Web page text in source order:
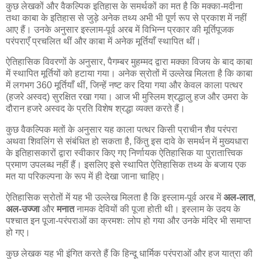
कुछ लेखकों और वैकल्पिक इतिहास के समर्थकों का मत है कि मक्का-मदीना
तथा काबा के इतिहास से जुड़े अनेक तथ्य अभी भी पूर्ण रूप से प्रकाश में नहीं
आए हैं। उनके अनुसार इस्लाम-पूर्व अरब में विभिन्न प्रकार की मूर्तिपूजक
परंपराएँ प्रचलित थीं और काबा में अनेक मूर्तियाँ स्थापित थीं।
ऐतिहासिक विवरणों के अनुसार, पैगम्बर मुहम्मद द्वारा मक्का विजय के बाद काबा
में स्थापित मूर्तियों को हटाया गया। अनेक स्रोतों में उल्लेख मिलता है कि काबा
में लगभग 360 मूर्तियाँ थीं, जिन्हें नष्ट कर दिया गया और केवल काला पत्थर
(हजरे अस्वद) सुरक्षित रखा गया। आज भी मुस्लिम श्रद्धालु हज और उमरा के
दौरान हजरे अस्वद के प्रति विशेष श्रद्धा व्यक्त करते हैं।
कुछ वैकल्पिक मतों के अनुसार यह काला पत्थर किसी प्राचीन शैव परंपरा
अथवा शिवलिंग से संबंधित हो सकता है, किंतु इस दावे के समर्थन में मुख्यधारा
के इतिहासकारों द्वारा स्वीकार किए गए निर्णायक ऐतिहासिक या पुरातात्त्विक
प्रमाण उपलब्ध नहीं हैं। इसलिए इसे स्थापित ऐतिहासिक तथ्य के बजाय एक
मत या परिकल्पना के रूप में ही देखा जाना चाहिए।
ऐतिहासिक स्रोतों में यह भी उल्लेख मिलता है कि इस्लाम-पूर्व अरब मेंअल-लात,
अल-उज्जाऔरमनातनामक देवियों की पूजा होती थी। इस्लाम के उदय के
पश्चात इन पूजा-परंपराओं का क्रमशः लोप हो गया और उनके मंदिर भी समाप्त
हो गए।
कुछ लेखक यह भी इंगित करते हैं कि हिन्दू धार्मिक परंपराओं और हज यात्रा की